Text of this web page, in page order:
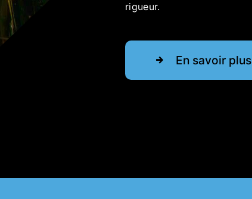
rigueur.
En savoir plus